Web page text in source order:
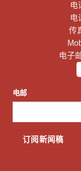
电
电
传
电子
电邮